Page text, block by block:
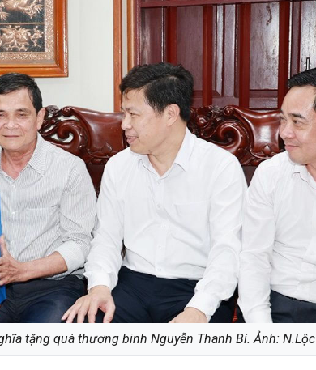
tặng quà thương binh Nguyễn Thanh Bí. Ảnh: N.Lộc